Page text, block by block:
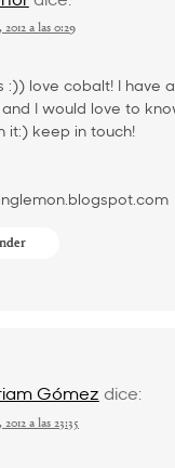
a las 0:29
:)) love cobalt! I have
I would love to
it:) keep in touch!
Gómez dice:
a las 23:35